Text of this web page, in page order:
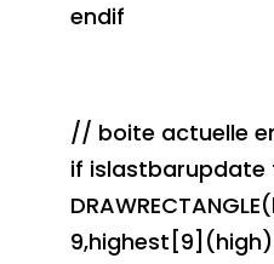
endif
// boite actuelle
if islastbarupdate